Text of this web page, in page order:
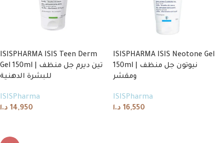
ISISPHARMA ISIS Teen Derm
Gel 150ml | تين ديرم جل منظف
للبشرة الدهنية
ISISPharma
14,950 د.ا
ISISPHARMA ISIS Neotone Gel
150ml | نيوتون جل منظف
ومقشر
ISISPharma
16,550 د.ا